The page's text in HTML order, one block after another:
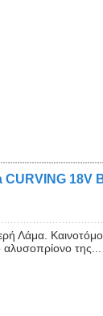
18V
Καινοτόμο
αλυσοπρίονο της...